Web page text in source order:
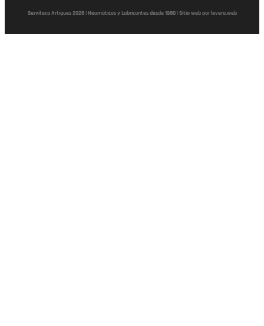
Serviteca Artigues 2026 | Neumáticos y Lubricantes desde 1980 | Sitio web por levera.web